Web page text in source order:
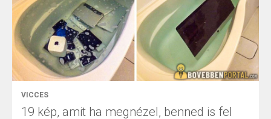
VICCES
19 kép, amit ha megnézel, benned is fel